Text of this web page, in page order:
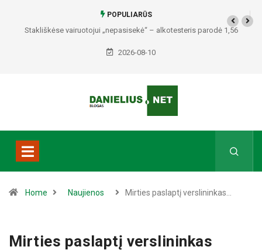
POPULIARŪS
Stakliškėse vairuotojui „nepasisekė“ – alkotesteris parodė 1,56
2026-08-10
Home Naujienos Mirties paslaptį verslininkas…
Mirties paslaptį verslininkas